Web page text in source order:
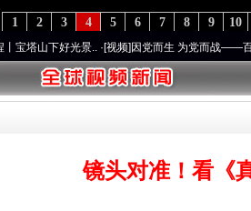
10
9
8
7
6
5
4
3
2
1
景..·[视频]因党而生 为党而战——百年“纪”事⑧加
镜头对准！看《